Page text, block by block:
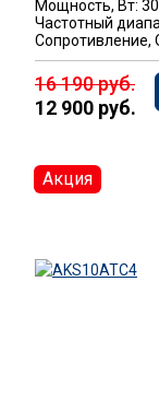
Мощность, Вт:
Частотный
Сопротивление,
16 190 руб.
12 900 руб.
Акция